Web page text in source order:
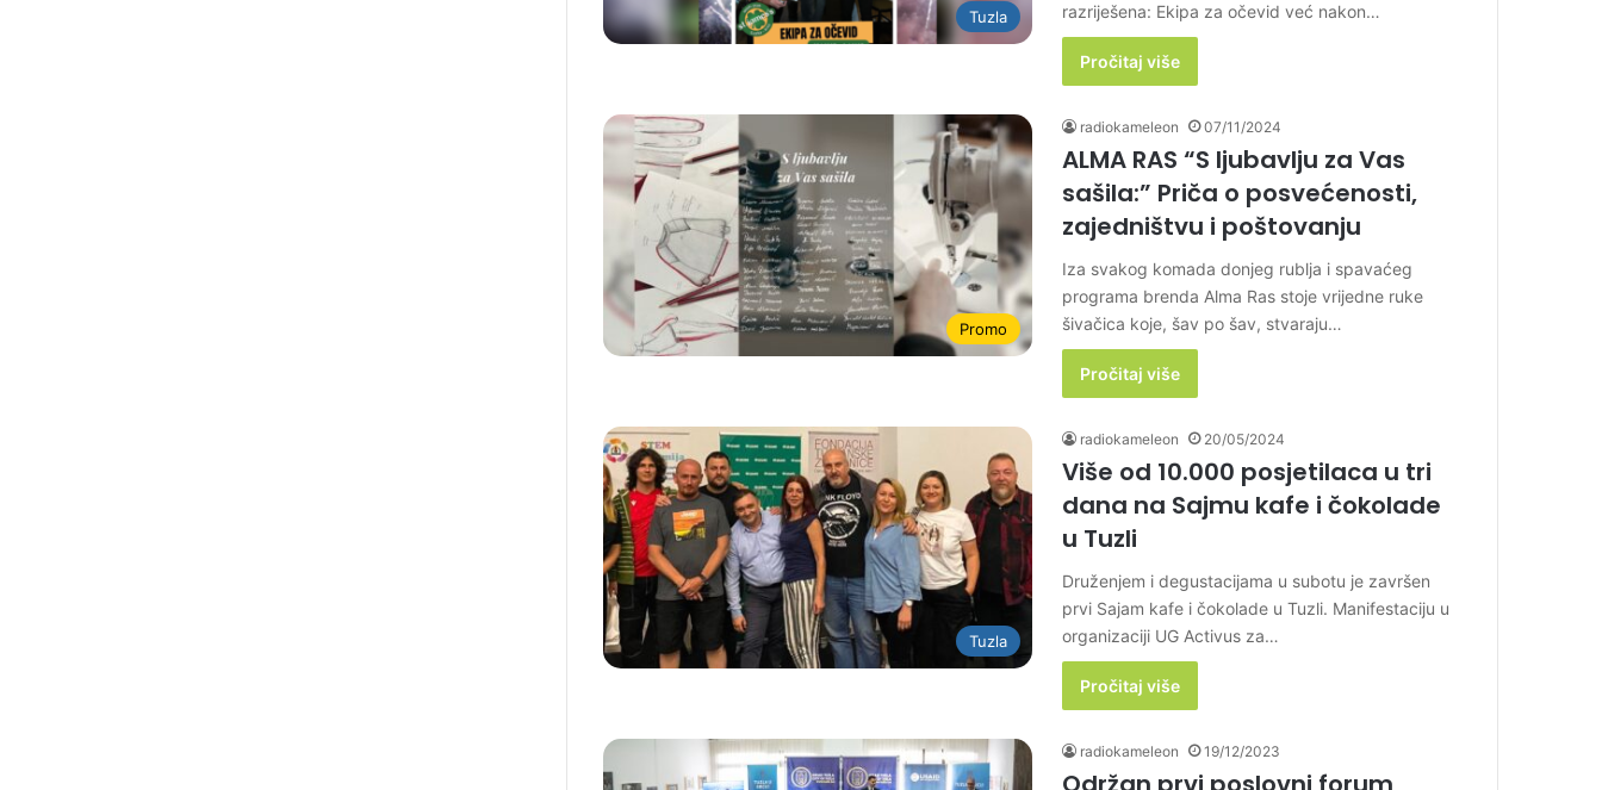
Tuzla
razriješena: Ekipa za očevid već nakon…
Pročitaj više
Promo
radiokameleon 07/11/2024
ALMA RAS “S ljubavlju za Vas
sašila:” Priča o posvećenosti,
zajedništvu i poštovanju
Iza svakog komada donjeg rublja i spavaćeg
programa brenda Alma Ras stoje vrijedne ruke
šivačica koje, šav po šav, stvaraju…
Pročitaj više
Tuzla
radiokameleon 20/05/2024
Više od 10.000 posjetilaca u tri
dana na Sajmu kafe i čokolade
u Tuzli
Druženjem i degustacijama u subotu je završen
prvi Sajam kafe i čokolade u Tuzli. Manifestaciju u
organizaciji UG Activus za…
Pročitaj više
radiokameleon 19/12/2023